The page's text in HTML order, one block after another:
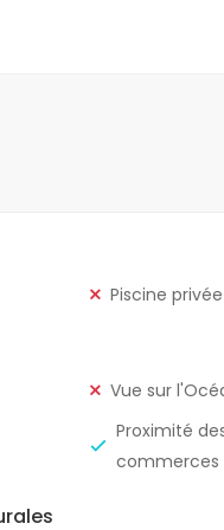
Piscine privée
Vue sur
Proximité
commerces